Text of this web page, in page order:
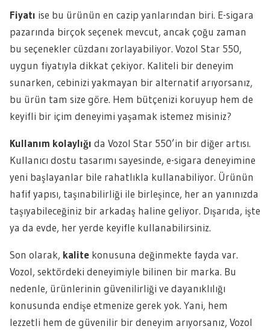
Fiyatı ise bu ürünün en cazip yanlarından biri. E-sigara
pazarında birçok seçenek mevcut, ancak çoğu zaman
bu seçenekler cüzdanı zorlayabiliyor. Vozol Star 550,
uygun fiyatıyla dikkat çekiyor. Kaliteli bir deneyim
sunarken, cebinizi yakmayan bir alternatif arıyorsanız,
bu ürün tam size göre. Hem bütçenizi koruyup hem de
keyifli bir içim deneyimi yaşamak istemez misiniz?
Kullanım kolaylığı da Vozol Star 550’in bir diğer artısı.
Kullanıcı dostu tasarımı sayesinde, e-sigara deneyimine
yeni başlayanlar bile rahatlıkla kullanabiliyor. Ürünün
hafif yapısı, taşınabilirliği ile birleşince, her an yanınızda
taşıyabileceğiniz bir arkadaş haline geliyor. Dışarıda, işte
ya da evde, her yerde keyifle kullanabilirsiniz.
Son olarak, kalite konusuna değinmekte fayda var.
Vozol, sektördeki deneyimiyle bilinen bir marka. Bu
nedenle, ürünlerinin güvenilirliği ve dayanıklılığı
konusunda endişe etmenize gerek yok. Yani, hem
lezzetli hem de güvenilir bir deneyim arıyorsanız, Vozol